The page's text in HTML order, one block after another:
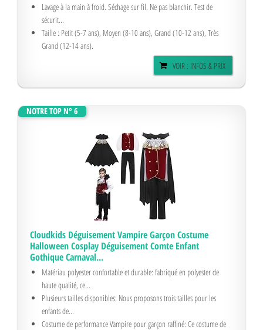
Lavage à la main à froid. Séchage sur fil. Ne pas blanchir. Test de
sécurit...
Taille : Petit (5-7 ans), Moyen (8-10 ans), Grand (10-12 ans), Très
Grand (12-14 ans).
VOIR : INFOS & PRIX
NOTRE TOP N° 6
Cloudkids Déguisement Vampire Garçon Costume
Halloween Cosplay Déguisement Comte Enfant
Gothique Carnaval...
Matériau polyester confortable et durable: fabriqué en polyester de
haute qualité, ce...
Plusieurs tailles disponibles: Nous proposons trois tailles pour les
enfants de...
Costume de performance Vampire pour garçon raffiné: Ce costume de